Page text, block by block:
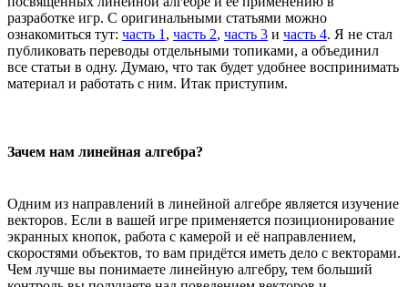
разработке игр. С оригинальными статьями можно
ознакомиться тут: часть 1 , часть 2, часть 3 и часть 4. Я не стал
публиковать переводы отдельными топиками, а объединил
все статьи в одну. Думаю, что так будет удобнее воспринимать
материал и работать с ним. Итак приступим.
Зачем нам линейная алгебра?
Одним из направлений в линейной алгебре является изучение
векторов. Если в вашей игре применяется позиционирование
экранных кнопок, работа с камерой и её направлением,
скоростями объектов, то вам придётся иметь дело с векторами.
Чем лучше вы понимаете линейную алгебру, тем больший